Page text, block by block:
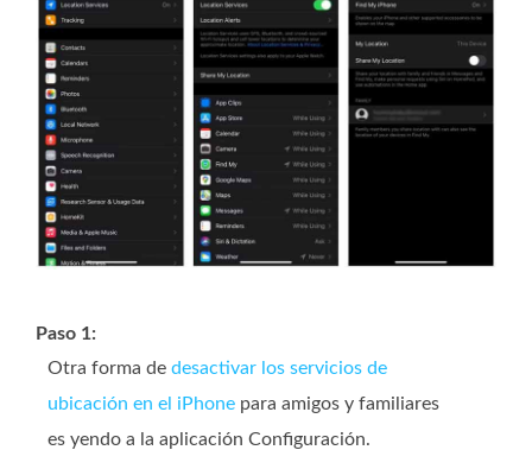
Paso 1:
Otra forma de desactivar los servicios de
ubicación en el iPhone para amigos y familiares
es yendo a la aplicación Configuración.